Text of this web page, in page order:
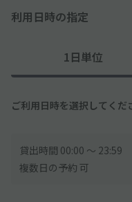
利用日時の指定
1日単位
ご利用日時を選択してくだ
貸出時間 00:00 〜 23:59
複数日の予約 可